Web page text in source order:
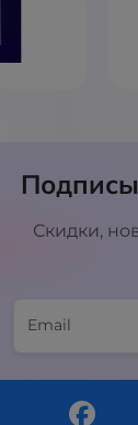
Скидки,